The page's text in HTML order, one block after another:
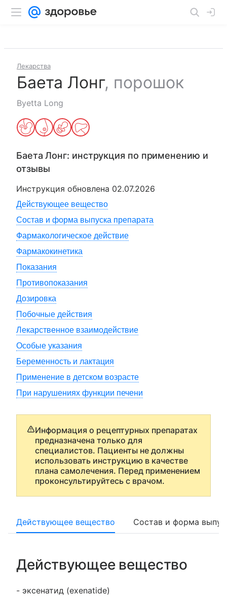
Лекарства
Баета Лонг, порошок
Byetta Long
Баета Лонг: инструкция по применению и
отзывы
Инструкция обновлена 02.07.2026
Действующее вещество
Состав и форма выпуска препарата
Фармакологическое действие
Фармакокинетика
Показания
Противопоказания
Дозировка
Побочные действия
Лекарственное взаимодействие
Особые указания
Беременность и лактация
Применение в детском возрасте
При нарушениях функции печени
Информация о рецептурных препаратах
предназначена только для
специалистов. Пациенты не должны
использовать инструкцию в качестве
плана самолечения. Перед применением
проконсультируйтесь с врачом.
Действующее вещество Состав и форма
Действующее вещество
- эксенатид (exenatide)